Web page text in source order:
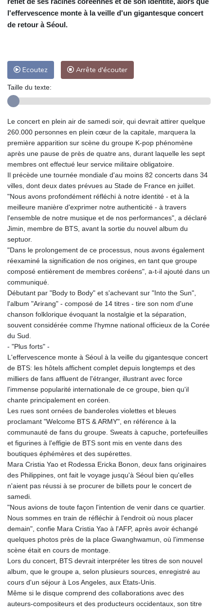
l'effervescence monte à la veille d'un gigantesque concert
de retour à Séoul.
Ecoutez Arrête d'écouter
Taille du texte:
Le concert en plein air de samedi soir, qui devrait attirer quelque
260.000 personnes en plein cœur de la capitale, marquera la
première apparition sur scène du groupe K-pop phénomène
après une pause de près de quatre ans, durant laquelle les sept
membres ont effectué leur service militaire obligatoire.
Il précède une tournée mondiale d'au moins 82 concerts dans 34
villes, dont deux dates prévues au Stade de France en juillet.
"Nous avons profondément réfléchi à notre identité - et à la
meilleure manière d'exprimer notre authenticité - à travers
l'ensemble de notre musique et de nos performances", a déclaré
Jimin, membre de BTS, avant la sortie du nouvel album du
septuor.
"Dans le prolongement de ce processus, nous avons également
réexaminé la signification de nos origines, en tant que groupe
composé entièrement de membres coréens", a-t-il ajouté dans un
communiqué.
Débutant par "Body to Body" et s'achevant sur "Into the Sun",
l'album "Arirang" - composé de 14 titres - tire son nom d'une
chanson folklorique évoquant la nostalgie et la séparation,
souvent considérée comme l'hymne national officieux de la Corée
du Sud.
- "Plus forts" -
L'effervescence monte à Séoul à la veille du gigantesque concert
de BTS: les hôtels affichent complet depuis longtemps et des
milliers de fans affluent de l'étranger, illustrant avec force
l'immense popularité internationale de ce groupe, bien qu'il
chante principalement en coréen.
Les rues sont ornées de banderoles violettes et bleues
proclamant "Welcome BTS & ARMY", en référence à la
communauté de fans du groupe. Sweats à capuche, portefeuilles
et figurines à l'effigie de BTS sont mis en vente dans des
boutiques éphémères et des supérettes.
Mara Cristia Yao et Rodessa Ericka Bonon, deux fans originaires
des Philippines, ont fait le voyage jusqu'à Séoul bien qu'elles
n'aient pas réussi à se procurer de billets pour le concert de
samedi.
"Nous avions de toute façon l'intention de venir dans ce quartier.
Nous sommes en train de réfléchir à l'endroit où nous placer
demain", confie Mara Cristia Yao à l'AFP, après avoir échangé
quelques photos près de la place Gwanghwamun, où l'immense
scène était en cours de montage.
Lors du concert, BTS devrait interpréter les titres de son nouvel
album, que le groupe a, selon plusieurs sources, enregistré au
cours d'un séjour à Los Angeles, aux Etats-Unis.
Même si le disque comprend des collaborations avec des
auteurs-compositeurs et des producteurs occidentaux, son titre